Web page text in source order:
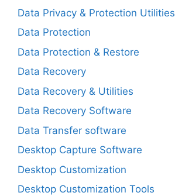
Data Privacy & Protection Utilities
Data Protection
Data Protection & Restore
Data Recovery
Data Recovery & Utilities
Data Recovery Software
Data Transfer software
Desktop Capture Software
Desktop Customization
Desktop Customization Tools